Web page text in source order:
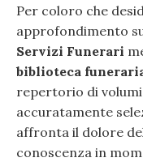
Per coloro che
approfondimento
Servizi Funerari
biblioteca
repertorio di
accuratamente
affronta il dolore
conoscenza in